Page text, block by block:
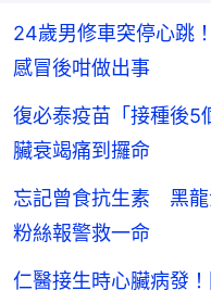
24歲男修車突停心跳
感冒後咁做出事
復必泰疫苗「接種後
臟衰竭痛到攞命
忘記曾食抗生素 黑
粉絲報警救一命
仁醫接生時心臟病發